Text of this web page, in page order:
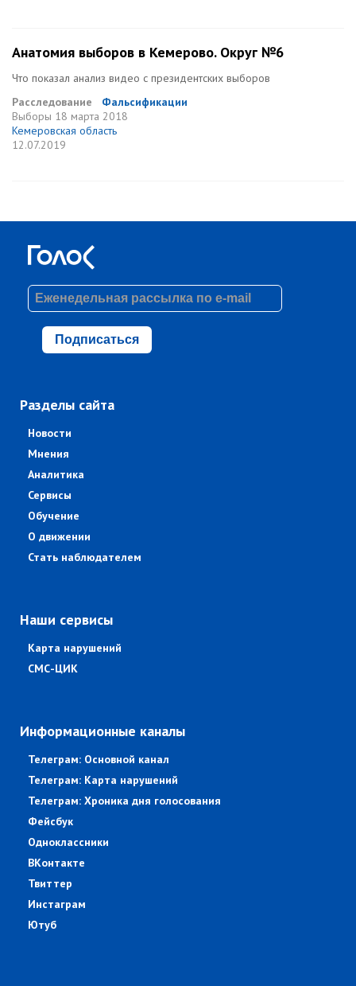
Анатомия выборов в Кемерово. Округ №6
Что показал анализ видео с президентских выборов
Расследование
Фальсификации
Выборы 18 марта 2018
Кемеровская область
12.07.2019
Подписаться
Разделы сайта
Новости
Мнения
Аналитика
Сервисы
Обучение
О движении
Стать наблюдателем
Наши сервисы
Карта нарушений
СМС-ЦИК
Информационные каналы
Телеграм: Основной канал
Телеграм: Карта нарушений
Телеграм: Хроника дня голосования
Фейсбук
Одноклассники
ВКонтакте
Твиттер
Инстаграм
Ютуб